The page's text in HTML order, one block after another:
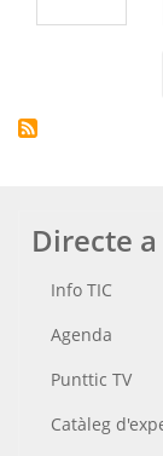
Directe a
Info TIC
Agenda
Punttic TV
Catàleg